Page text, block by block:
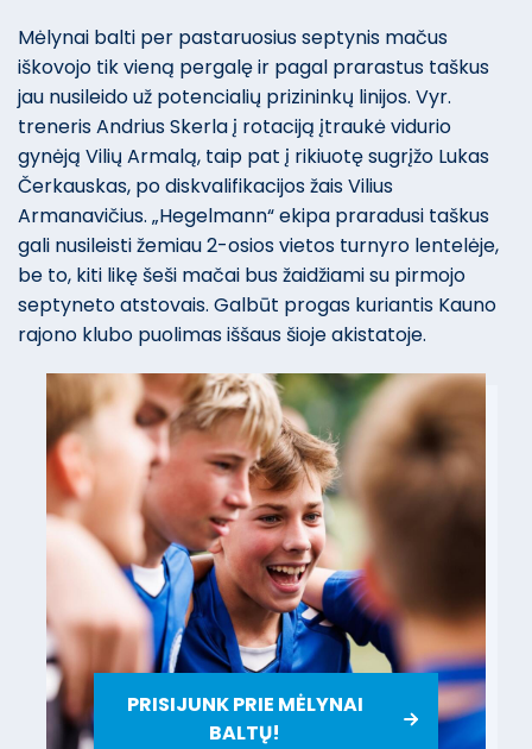
Mėlynai balti per pastaruosius septynis mačus
iškovojo tik vieną pergalę ir pagal prarastus taškus
jau nusileido už potencialių prizininkų linijos. Vyr.
treneris Andrius Skerla į rotaciją įtraukė vidurio
gynėją Vilių Armalą, taip pat į rikiuotę sugrįžo Lukas
Čerkauskas, po diskvalifikacijos žais Vilius
Armanavičius. „Hegelmann“ ekipa praradusi taškus
gali nusileisti žemiau 2-osios vietos turnyro lentelėje,
be to, kiti likę šeši mačai bus žaidžiami su pirmojo
septyneto atstovais. Galbūt progas kuriantis Kauno
rajono klubo puolimas iššaus šioje akistatoje.
PRISIJUNK PRIE MĖLYNAI
BALTŲ!